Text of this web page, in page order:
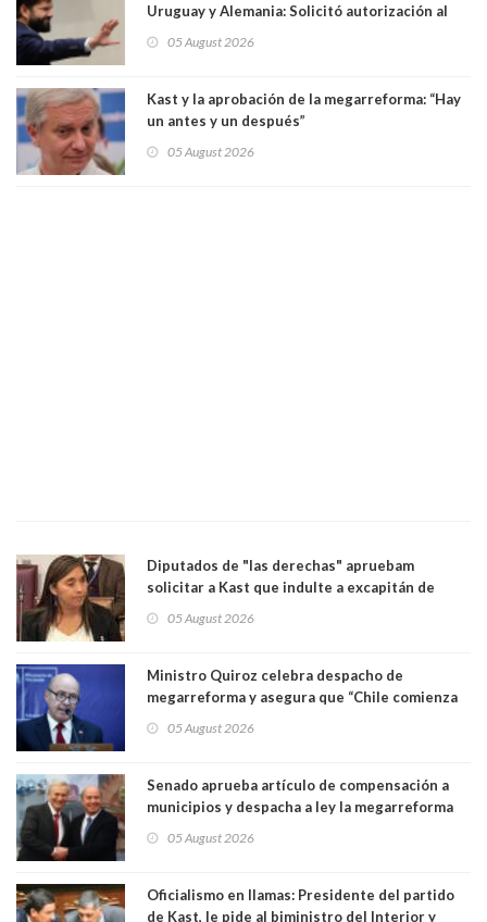
Uruguay y Alemania: Solicitó autorización al
05 August 2026
Kast y la aprobación de la megarreforma: “Hay
un antes y un después”
05 August 2026
Diputados de "las derechas" apruebam
solicitar a Kast que indulte a excapitán de
senadora Fabiola Campillai
05 August 2026
Ministro Quiroz celebra despacho de
megarreforma y asegura que “Chile comienza
05 August 2026
Senado aprueba artículo de compensación a
municipios y despacha a ley la megarreforma
votó con el Gobierno
05 August 2026
Oficialismo en llamas: Presidente del partido
de Kast, le pide al biministro del Interior y